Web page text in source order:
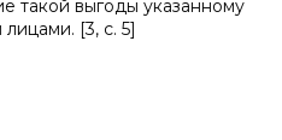
такой выгоды указанному
[3, с. 5]